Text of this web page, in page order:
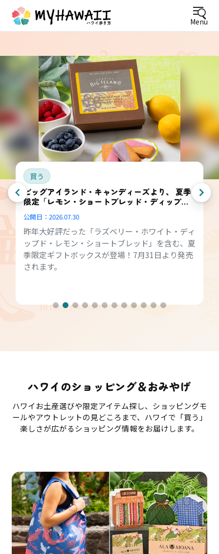
Menu
買う
ビッグアイランド・キャンディーズより、 夏季
限定「レモン・ショートブレッド・ディップ
公開日： 2026.07.30
昨年大好評だった「ラズベリー・ホワイト・ディ
ップド・レモン・ショートブレッド」を含む、夏
季限定ギフトボックスが登場！7月31日より発売
されます。
ハワイのショッピング＆おみやげ
ハワイお土産選びや限定アイテム探し、ショッピングモ
ールやアウトレットの見どころまで、ハワイで「買う」
楽しさが広がるショッピング情報をお届けします。